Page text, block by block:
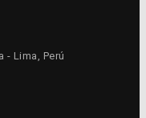
- Lima, Perú